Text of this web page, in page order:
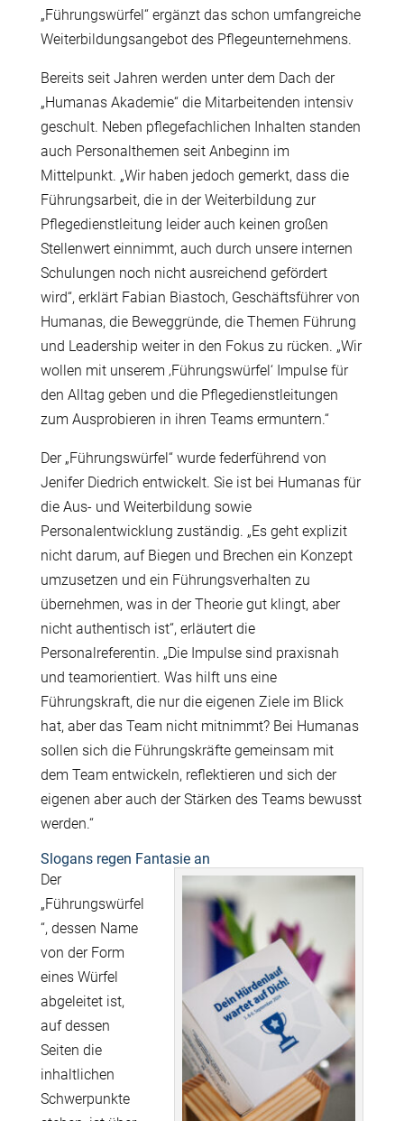
„Führungswürfel“ ergänzt das schon umfangreiche
Weiterbildungsangebot des Pflegeunternehmens.
Bereits seit Jahren werden unter dem Dach der
„Humanas Akademie“ die Mitarbeitenden intensiv
geschult. Neben pflegefachlichen Inhalten standen
auch Personalthemen seit Anbeginn im
Mittelpunkt. „Wir haben jedoch gemerkt, dass die
Führungsarbeit, die in der Weiterbildung zur
Pflegedienstleitung leider auch keinen großen
Stellenwert einnimmt, auch durch unsere internen
Schulungen noch nicht ausreichend gefördert
wird“, erklärt Fabian Biastoch, Geschäftsführer von
Humanas, die Beweggründe, die Themen Führung
und Leadership weiter in den Fokus zu rücken. „Wir
wollen mit unserem ‚Führungswürfel‘ Impulse für
den Alltag geben und die Pflegedienstleitungen
zum Ausprobieren in ihren Teams ermuntern.“
Der „Führungswürfel“ wurde federführend von
Jenifer Diedrich entwickelt. Sie ist bei Humanas für
die Aus- und Weiterbildung sowie
Personalentwicklung zuständig. „Es geht explizit
nicht darum, auf Biegen und Brechen ein Konzept
umzusetzen und ein Führungsverhalten zu
übernehmen, was in der Theorie gut klingt, aber
nicht authentisch ist“, erläutert die
Personalreferentin. „Die Impulse sind praxisnah
und teamorientiert. Was hilft uns eine
Führungskraft, die nur die eigenen Ziele im Blick
hat, aber das Team nicht mitnimmt? Bei Humanas
sollen sich die Führungskräfte gemeinsam mit
dem Team entwickeln, reflektieren und sich der
eigenen aber auch der Stärken des Teams bewusst
werden.“
Slogans regen Fantasie an
Der
„Führungswürfel
“, dessen Name
von der Form
eines Würfel
abgeleitet ist,
auf dessen
Seiten die
inhaltlichen
Schwerpunkte